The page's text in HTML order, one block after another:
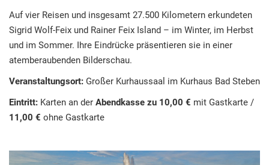
Auf vier Reisen und insgesamt 27.500 Kilometern erkundeten
Sigrid Wolf-Feix und Rainer Feix Island – im Winter, im Herbst
und im Sommer. Ihre Eindrücke präsentieren sie in einer
atemberaubenden Bilderschau.
Veranstaltungsort: Großer Kurhaussaal im Kurhaus Bad Steben
Eintritt: Karten an der Abendkasse zu 10,00 € mit Gastkarte /
11,00 € ohne Gastkarte